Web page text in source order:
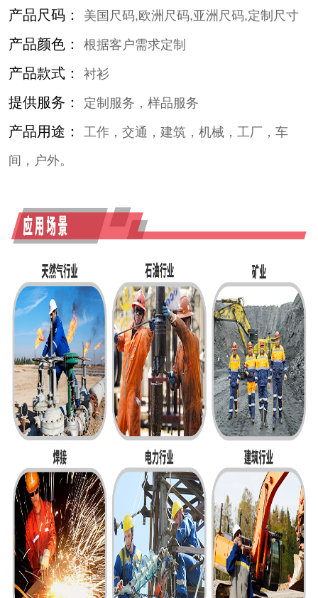
产品尺码： 美国尺码,欧洲尺码,亚洲尺码,定制尺寸
产品颜色： 根据客户需求定制
产品款式： 衬衫
提供服务： 定制服务，样品服务
产品用途：
工作，交通，建筑，机械，工厂，车
间，户外。